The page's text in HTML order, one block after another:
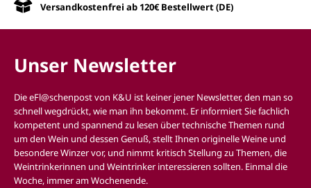
Versandkostenfrei ab 120€ Bestellwert (DE)
Unser Newsletter
Die eFl@schenpost von K&U ist keiner jener Newsletter, den man so
schnell wegdrückt, wie man ihn bekommt. Er informiert Sie fachlich
kompetent und spannend zu lesen über technische Themen rund
um den Wein und dessen Genuß, stellt Ihnen originelle Weine und
besondere Winzer vor, und nimmt kritisch Stellung zu Themen, die
Weintrinkerinnen und Weintrinker interessieren sollten. Einmal die
Woche, immer am Wochenende.